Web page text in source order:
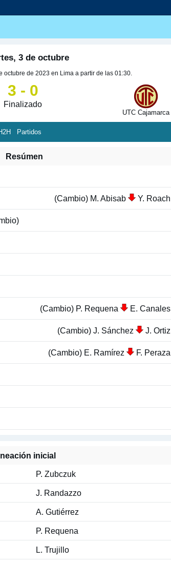
3 de octubre
de 2023 en Lima a partir de las 01:30.
3 - 0
Finalizado
UTC Cajamarca
Partidos
Resúmen
(Cambio) M. Abisab Y. Roach
(Cambio) P. Requena E. Canales
(Cambio) J. Sánchez J. Ortiz
(Cambio) E. Ramírez F. Peraza
inicial
P. Zubczuk
J. Randazzo
A. Gutiérrez
P. Requena
L. Trujillo